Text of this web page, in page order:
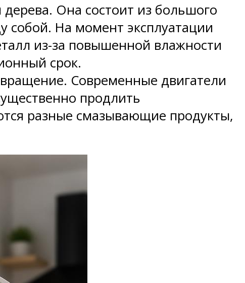
Она состоит из большого
собой. На момент эксплуатации
из-за повышенной влажности
срок.
Современные двигатели
продлить
разные смазывающие продукты,